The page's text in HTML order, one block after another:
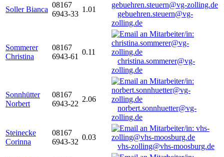
Soller Bianca
08167
6943-33
1.01
gebuehren.steuern@vg-
zolling.de
Sommerer
Christina
08167
6943-61
0.11
christina.sommerer@vg-
zolling.de
Sonnhütter
Norbert
08167
6943-22
2.06
norbert.sonnhuetter@vg-
zolling.de
Steinecke
Corinna
08167
6943-32
0.03
vhs-zolling@vhs-moosburg.de